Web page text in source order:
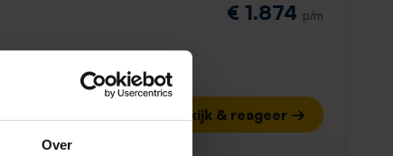
Over
€ 1.874 p/m
Bekijk & reageer →